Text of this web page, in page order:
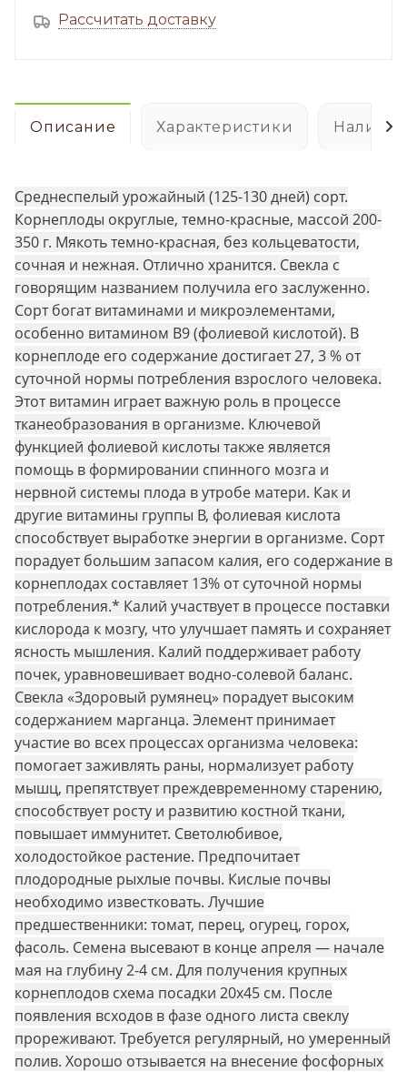
Рассчитать доставку
Описание Характеристики
Среднеспелый урожайный (125-130 дней) сорт.
Корнеплоды округлые, темно-красные, массой 200-
350 г. Мякоть темно-красная, без кольцеватости,
сочная и нежная. Отлично хранится. Свекла с
говорящим названием получила его заслуженно.
Сорт богат витаминами и микроэлементами,
особенно витамином В9 (фолиевой кислотой). В
корнеплоде его содержание достигает 27, 3 % от
суточной нормы потребления взрослого человека.
Этот витамин играет важную роль в процессе
тканеобразования в организме. Ключевой
функцией фолиевой кислоты также является
помощь в формировании спинного мозга и
нервной системы плода в утробе матери. Как и
другие витамины группы В, фолиевая кислота
способствует выработке энергии в организме. Сорт
порадует большим запасом калия, его содержание в
корнеплодах составляет 13% от суточной нормы
потребления.* Калий участвует в процессе поставки
кислорода к мозгу, что улучшает память и сохраняет
ясность мышления. Калий поддерживает работу
почек, уравновешивает водно-солевой баланс.
Свекла «Здоровый румянец» порадует высоким
содержанием марганца. Элемент принимает
участие во всех процессах организма человека:
помогает заживлять раны, нормализует работу
мышц, препятствует преждевременному старению,
способствует росту и развитию костной ткани,
повышает иммунитет. Светолюбивое,
холодостойкое растение. Предпочитает
плодородные рыхлые почвы. Кислые почвы
необходимо известковать. Лучшие
предшественники: томат, перец, огурец, горох,
фасоль. Семена высевают в конце апреля — начале
мая на глубину 2-4 см. Для получения крупных
корнеплодов схема посадки 20х45 см. После
появления всходов в фазе одного листа свеклу
прореживают. Требуется регулярный, но умеренный
полив. Хорошо отзывается на внесение фосфорных